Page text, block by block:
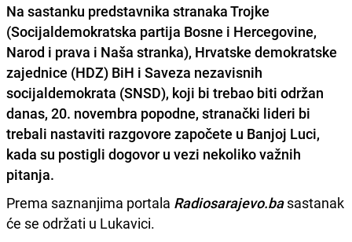
Na sastanku predstavnika stranaka Trojke
(Socijaldemokratska partija Bosne i Hercegovine,
Narod i prava i Naša stranka), Hrvatske demokratske
zajednice (HDZ) BiH i Saveza nezavisnih
socijaldemokrata (SNSD), koji bi trebao biti održan
danas, 20. novembra popodne, stranački lideri bi
trebali nastaviti razgovore započete u Banjoj Luci,
kada su postigli dogovor u vezi nekoliko važnih
pitanja.
Prema saznanjima portala Radiosarajevo.basastanak
će se održati u Lukavici.